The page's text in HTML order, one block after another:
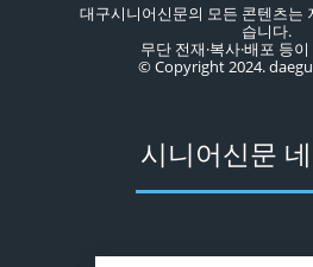
대구시니어신문의 모든 콘텐츠는
습니다.
무단 전재·복사·배포 등
© Copyright 2024.
시니어신문